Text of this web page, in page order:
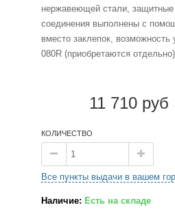
нержавеющей стали, защитные
соединения выполнены с
вместо заклепок, возможность
080R (приобретаются
11 710 руб
КОЛИЧЕСТВО
Все пункты выдачи в вашем
Наличие: Есть на складе